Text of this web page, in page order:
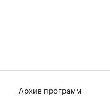
Архив программ